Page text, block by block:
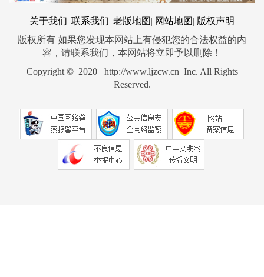
关于我们 联系我们 老版地图 网站地图
版权声明
版权所有 如果您发现本网站上有侵犯您的合法权益的内
容，请联系我们，本网站将立即予以删除！
Copyright © 2020 http://www.ljzcw.cn Inc. All Rights
Reserved.